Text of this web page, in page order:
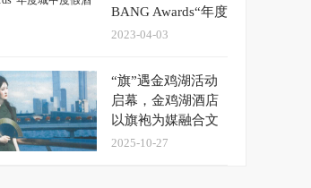
BANG Awards“年度
城中度假酒店”
2023-04-03
“旗”遇金鸡湖活动
启幕，金鸡湖酒店
以旗袍为媒融合文
旅新场景
2025-10-27